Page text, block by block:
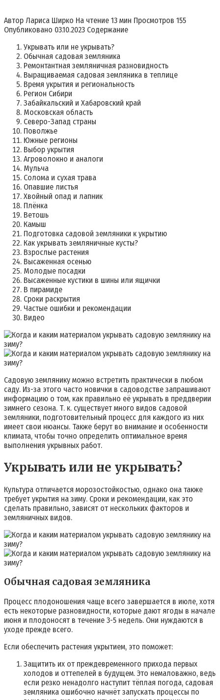
Автор Лариса Ширко На чтение 13 мин Просмотров 155
Опубликовано 03.10.2023 Содержание
Укрывать или не укрывать?
Обычная садовая земляника
Ремонтантная земляничная разновидность
Выращиваемая садовая земляника в теплице
Время укрытия и региональность
Регион Сибири
Забайкальский и Хабаровский край
Московская область
Северо-Запад страны
Поволжье
Южные регионы
Выбор укрытия
Агроволокно и аналоги
Мульча
Солома и сухая трава
Опавшие листья
Хвойный опад и лапник
Плёнка
Ветошь
Камыш
Подготовка садовой земляники к укрытию
Как укрывать земляничные кусты?
Взрослые растения
Высаженная осенью
Молодые посадки
Высаженные кустики в шины или ящички
В пирамиде
Сроки раскрытия
Частые ошибки и рекомендации
Видео
Садовую землянику можно встретить практически в любом
саду. Из-за этого часто новички в садоводстве запрашивают
информацию о том, как правильно её укрывать в преддверии
зимнего сезона. Т. к. существует много видов садовой
земляники, подготовительный процесс для каждого из них
имеет свои нюансы. Также берут во внимание и особенности
климата, чтобы точно определить оптимальное время
выполнения укрывных работ.
Укрывать или не укрывать?
Культура отличается морозостойкостью, однако она также
требует укрытия на зиму. Сроки и рекомендации, как это
сделать правильно, зависят от нескольких факторов и
земляничных видов.
Обычная садовая земляника
Процесс плодоношения чаще всего завершается в июле, хотя
есть некоторые разновидности, которые дают ягоды в начале
июня и плодоносят в течение 3-5 недель. Они нуждаются в
уходе прежде всего.
Если обеспечить растения укрытием, это поможет:
Защитить их от преждевременного прихода первых
холодов и оттепелей в будущем. Это немаловажно, ведь
если резко ненадолго наступит тёплая погода, садовая
земляника ошибочно начнёт запускать процессы по